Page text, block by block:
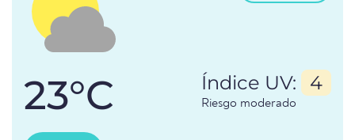
23°C Índice UV: 4
Riesgo moderado